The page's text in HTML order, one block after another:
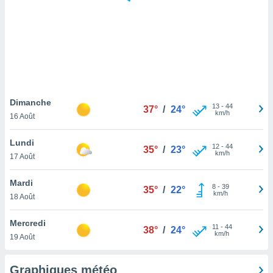
notre
que
et que
Dimanche
16 Août
37° / 24° 13- 44
km/h
Lundi
17 Août
35° / 23° 12- 44
km/h
Mardi
18 Août
35° / 22° 8- 39
km/h
Mercredi
19 Août
38° / 24° 11 - 44
km/h
Graphiques météo